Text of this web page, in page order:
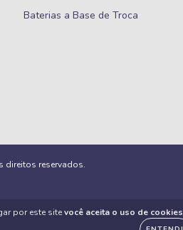
por este sitevocê aceita o uso de cookies
Baterias a Base de Troca
direitos reservados.